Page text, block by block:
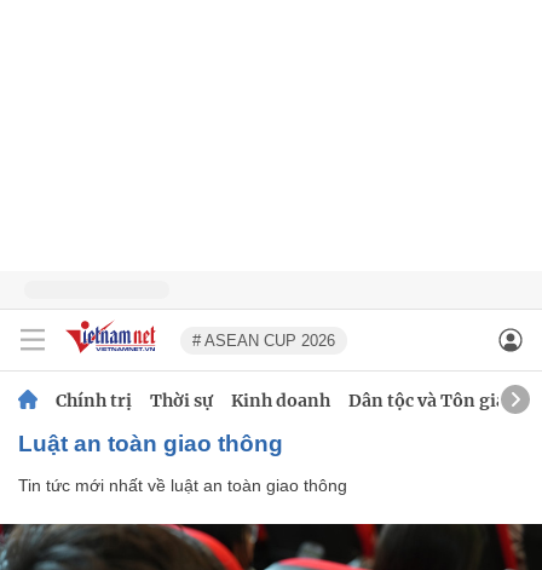
# ASEAN CUP 2026
Chính trị Thời sự Kinh doanh Dân tộc và Tôn giáo
luật an toàn giao thông
Tin tức mới nhất về luật an toàn giao thông